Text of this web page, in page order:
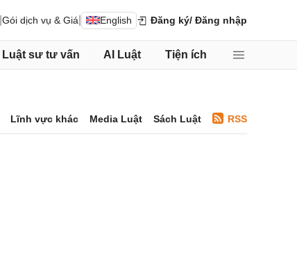
Gói dịch vụ & Giá English Đăng ký/ Đăng nhập
Luật sư tư vấn AI Luật Tiện ích
Lĩnh vực khác Media Luật Sách Luật RSS